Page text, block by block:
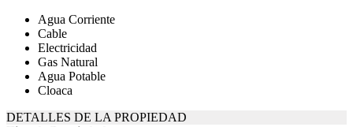
Agua Corriente
Cable
Electricidad
Gas Natural
Agua Potable
Cloaca
DETALLES DE LA PROPIEDAD